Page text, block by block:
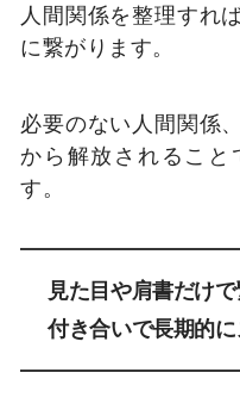
人間関係を整理すれ
に繋がります。
必要のない人間関係
から解放されるこ
す。
見た目や肩書だけ
付き合いで長期的